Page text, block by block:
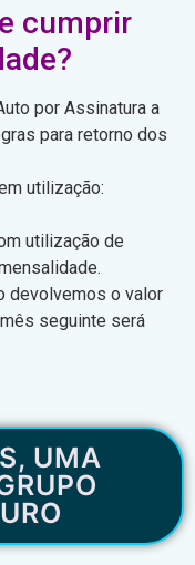
cumprir
por Assinatura a
para retorno dos
utilização:
utilização de
devolvemos o valor
seguinte será
UMA